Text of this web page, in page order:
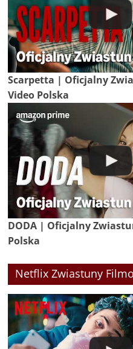
Scarpetta | Oficjalny
Video Polska
DODA | Oficjalny
Polska
Netflix Zwiastuny